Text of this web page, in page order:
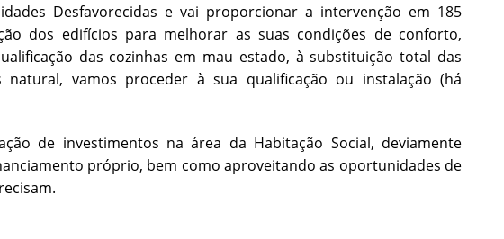
Desfavorecidas e vai proporcionar a intervenção em 185
dos edifícios para melhorar as suas condições de conforto,
das cozinhas em mau estado, à substituição total das
vamos proceder à sua qualificação ou instalação (há
de investimentos na área da Habitação Social, deviamente
próprio, bem como aproveitando as oportunidades de